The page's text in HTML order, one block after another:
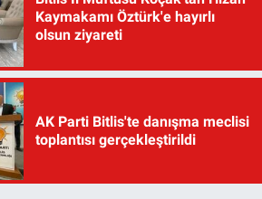
Kaymakamı Öztürk'e hayırlı
olsun ziyareti
AK Parti Bitlis'te danışma meclisi
toplantısı gerçekleştirildi